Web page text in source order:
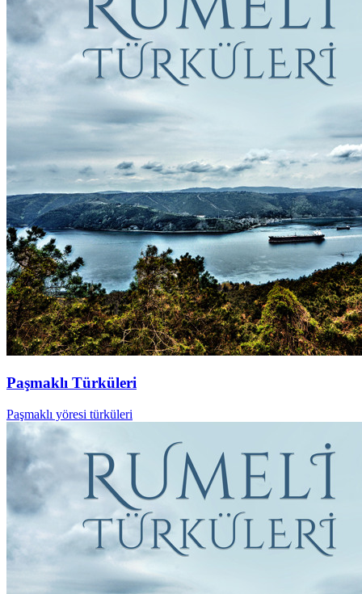
Paşmaklı Türküleri
Paşmaklı yöresi türküleri